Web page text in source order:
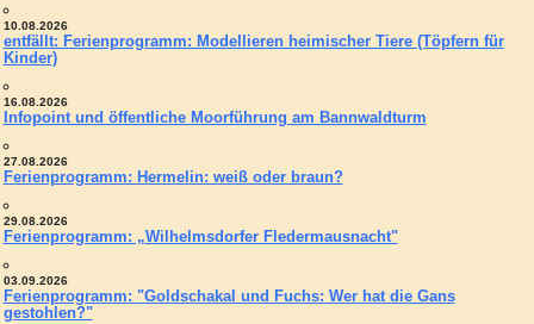
10.08.2026
entfällt: Ferienprogramm: Modellieren heimischer Tiere (Töpfern für
Kinder)
16.08.2026
Infopoint und öffentliche Moorführung am Bannwaldturm
27.08.2026
Ferienprogramm: Hermelin: weiß oder braun?
29.08.2026
Ferienprogramm: „Wilhelmsdorfer Fledermausnacht"
03.09.2026
Ferienprogramm: "Goldschakal und Fuchs: Wer hat die Gans
gestohlen?"